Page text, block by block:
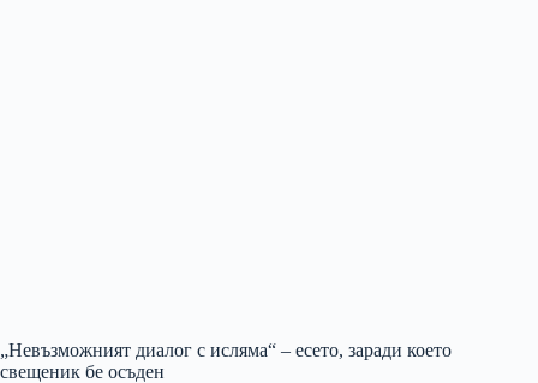
„Невъзможният диалог с исляма“ – есето, заради което
свещеник бе осъден